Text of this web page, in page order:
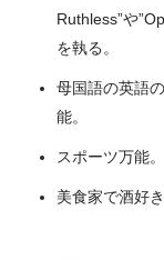
Ruthless”や
を執る。
母国語の英語
能。
スポーツ万能。
美食家で酒好